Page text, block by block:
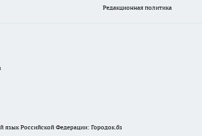
Редакционная политика
язык Российской Федерации: Городок.бз